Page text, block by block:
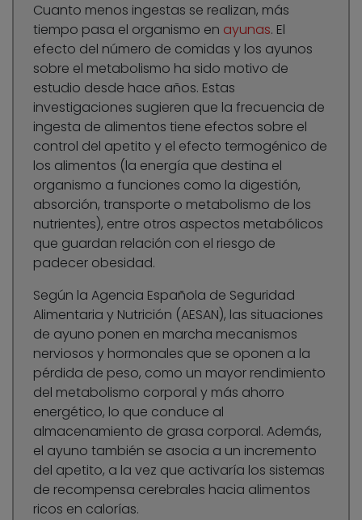
Cuanto menos ingestas se realizan, más
tiempo pasa el organismo en ayunas. El
efecto del número de comidas y los ayunos
sobre el metabolismo ha sido motivo de
estudio desde hace años. Estas
investigaciones sugieren que la frecuencia de
ingesta de alimentos tiene efectos sobre el
control del apetito y el efecto termogénico de
los alimentos (la energía que destina el
organismo a funciones como la digestión,
absorción, transporte o metabolismo de los
nutrientes), entre otros aspectos metabólicos
que guardan relación con el riesgo de
padecer obesidad.
Según la Agencia Española de Seguridad
Alimentaria y Nutrición (AESAN), las situaciones
de ayuno ponen en marcha mecanismos
nerviosos y hormonales que se oponen a la
pérdida de peso, como un mayor rendimiento
del metabolismo corporal y más ahorro
energético, lo que conduce al
almacenamiento de grasa corporal. Además,
el ayuno también se asocia a un incremento
del apetito, a la vez que activaría los sistemas
de recompensa cerebrales hacia alimentos
ricos en calorías.